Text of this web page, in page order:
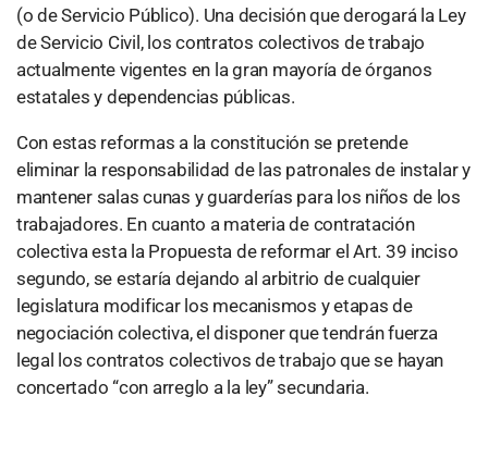
(o de Servicio Público). Una decisión que derogará la Ley
de Servicio Civil, los contratos colectivos de trabajo
actualmente vigentes en la gran mayoría de órganos
estatales y dependencias públicas.
Con estas reformas a la constitución se pretende
eliminar la responsabilidad de las patronales de instalar y
mantener salas cunas y guarderías para los niños de los
trabajadores. En cuanto a materia de contratación
colectiva esta la Propuesta de reformar el Art. 39 inciso
segundo, se estaría dejando al arbitrio de cualquier
legislatura modificar los mecanismos y etapas de
negociación colectiva, el disponer que tendrán fuerza
legal los contratos colectivos de trabajo que se hayan
concertado “con arreglo a la ley” secundaria.